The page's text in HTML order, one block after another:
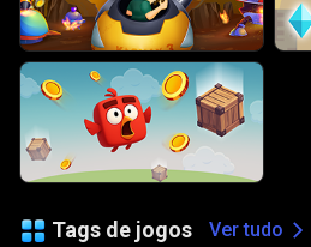
Tags de jogos Ver tudo